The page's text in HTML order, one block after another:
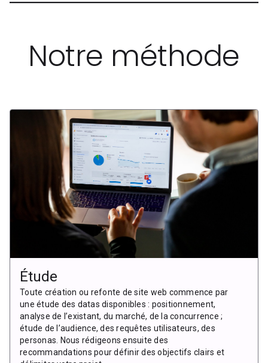
Notre méthode
Étude
Toute création ou refonte de site web commence par
une étude des datas disponibles : positionnement,
analyse de l’existant, du marché, de la concurrence ;
étude de l’audience, des requêtes utilisateurs, des
personas. Nous rédigeons ensuite des
recommandations pour définir des objectifs clairs et